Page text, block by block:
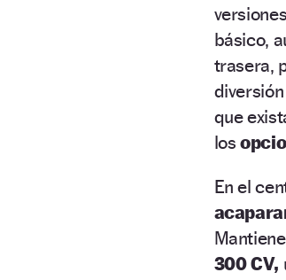
básico,
trasera,
que
los
En el
300 CV,